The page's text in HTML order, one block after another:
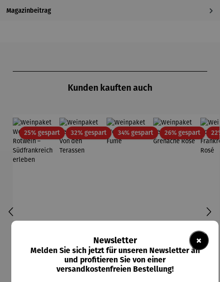
Magazinbeitrag
Kunden kauften auch
25% gespartRabatt32% gespartRabatt34% gespartRabatt26% gespartRabatt
×
Newsletter
Melden Sie sich jetzt für unseren Newsletter an
und profitieren Sie von einer
versandkostenfreien Bestellung!